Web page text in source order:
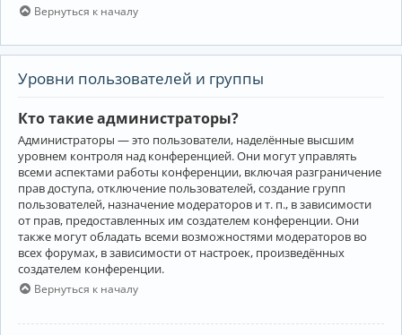
Вернуться к началу
Уровни пользователей и группы
Кто такие администраторы?
Администраторы — это пользователи, наделённые высшим
уровнем контроля над конференцией. Они могут управлять
всеми аспектами работы конференции, включая разграничение
прав доступа, отключение пользователей, создание групп
пользователей, назначение модераторов и т. п., в зависимости
от прав, предоставленных им создателем конференции. Они
также могут обладать всеми возможностями модераторов во
всех форумах, в зависимости от настроек, произведённых
создателем конференции.
Вернуться к началу